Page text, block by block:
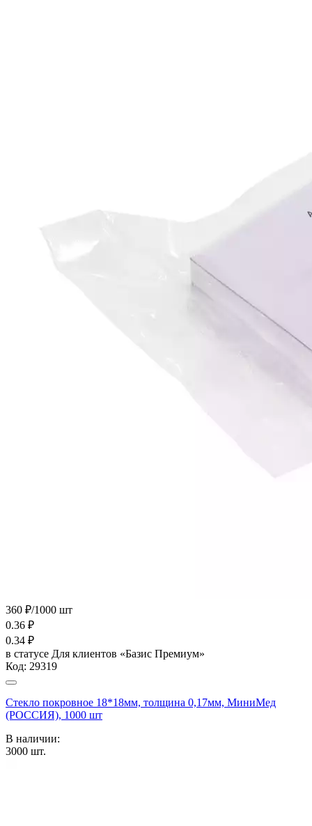
360 ₽/1000 шт
0.36 ₽
0.34 ₽
в статусе Для клиентов «Базис Премиум»
Код: 29319
Стекло покровное 18*18мм, толщина 0,17мм, МиниМед
(РОССИЯ), 1000 шт
В наличии:
3000 шт.